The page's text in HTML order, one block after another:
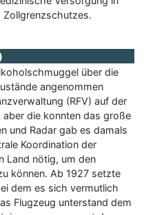
Zollgrenzschutzes.
über die
angenommen
(RFV) auf der
die konnten das große
und Radar gab es damals
Koordination der
Land nötig, um den
können. Ab 1927 setzte
dem es sich vermutlich
Flugzeug unterstand dem